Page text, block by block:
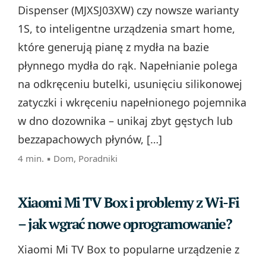
Dispenser (MJXSJ03XW) czy nowsze warianty
1S, to inteligentne urządzenia smart home,
które generują pianę z mydła na bazie
płynnego mydła do rąk. Napełnianie polega
na odkręceniu butelki, usunięciu silikonowej
zatyczki i wkręceniu napełnionego pojemnika
w dno dozownika – unikaj zbyt gęstych lub
bezzapachowych płynów, […]
4 min. ▪ Dom, Poradniki
Xiaomi Mi TV Box i problemy z Wi-Fi
– jak wgrać nowe oprogramowanie?
Xiaomi Mi TV Box to popularne urządzenie z